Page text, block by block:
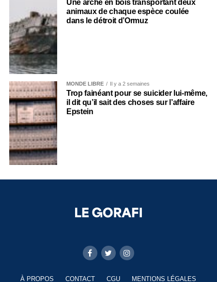
Une arche en bois transportant deux
animaux de chaque espèce coulée
dans le détroit d’Ormuz
MONDE LIBRE Il y a 2 semaines
Trop fainéant pour se suicider lui-même,
il dit qu’il sait des choses sur l’affaire
Epstein
À PROPOS CONTACT CGU MENTIONS LÉGALES